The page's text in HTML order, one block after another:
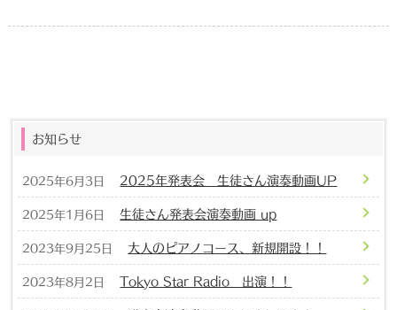
お知らせ
2025年6月3日 2025年発表会 生徒さん演奏動画UP
2025年1月6日 生徒さん発表会演奏動画 up
2023年9月25日 大人のピアノコース、新規開設！！
2023年8月2日 Tokyo Star Radio 出演！！